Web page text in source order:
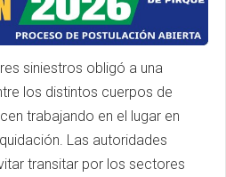
siniestros obligó a una
los distintos cuerpos de
trabajando en el lugar en
Las autoridades
transitar por los sectores